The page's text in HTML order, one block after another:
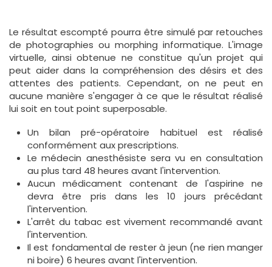
Le résultat escompté pourra être simulé par retouches
de photographies ou morphing informatique. L'image
virtuelle, ainsi obtenue ne constitue qu'un projet qui
peut aider dans la compréhension des désirs et des
attentes des patients. Cependant, on ne peut en
aucune manière s'engager à ce que le résultat réalisé
lui soit en tout point superposable.
Un bilan pré-opératoire habituel est réalisé
conformément aux prescriptions.
Le médecin anesthésiste sera vu en consultation
au plus tard 48 heures avant l'intervention.
Aucun médicament contenant de l'aspirine ne
devra être pris dans les 10 jours précédant
l'intervention.
L'arrêt du tabac est vivement recommandé avant
l'intervention.
Il est fondamental de rester à jeun (ne rien manger
ni boire) 6 heures avant l'intervention.